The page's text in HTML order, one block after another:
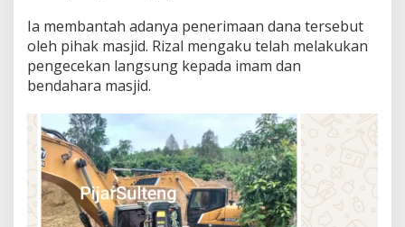
Ia membantah adanya penerimaan dana tersebut
oleh pihak masjid. Rizal mengaku telah melakukan
pengecekan langsung kepada imam dan
bendahara masjid.